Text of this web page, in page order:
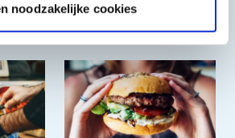
noodzakelijke cookies
Grieks & Italiaans